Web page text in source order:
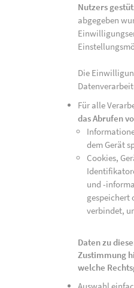
Nutzers
abgegeben
Die
Für alle
das Abrufen
dem Gerät
Cookies,
und -
gespeichert
verbindet,
Daten zu
Zustimmung
welche